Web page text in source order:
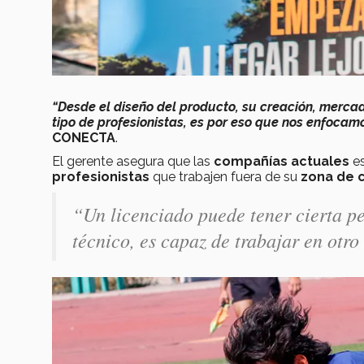
“Desde el diseño del producto, su creación,
tipo de profesionistas, es por eso que nos
CONECTA.
El gerente asegura que las compañías actuales
profesionistas que trabajen fuera de su zona de
“Un licenciado puede tener cierta
técnico, es capaz de trabajar en